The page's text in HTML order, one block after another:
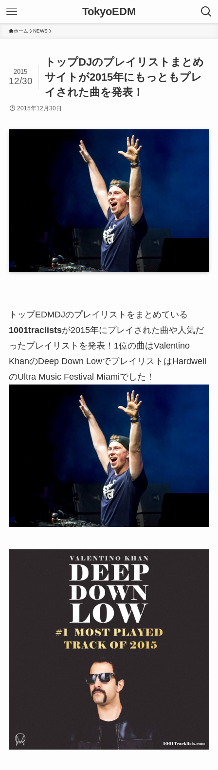
TokyoEDM
ホーム NEWS
トップDJのプレイリストまとめ
サイトが2015年にもっともプレ
イされた曲を発表！
2015
12/30
2015年12月30日
トップEDMDJのプレイリストをまとめている
1001traclistsが2015年にプレイされた曲や人気だ
ったプレイリストを発表！1位の曲はValentino
KhanのDeep Down LowでプレイリストはHardwell
のUltra Music Festival Miamiでした！